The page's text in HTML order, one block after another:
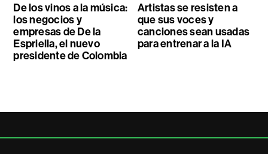
De los vinos a la música:
los negocios y
empresas de De la
Espriella, el nuevo
presidente de Colombia
Artistas se resisten a
que sus voces y
canciones sean usadas
para entrenar a la IA